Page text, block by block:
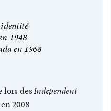
identité
1948
en 1968
lors des Independent
en 2008